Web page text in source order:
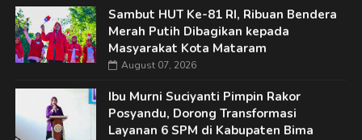
Sambut HUT Ke-81 RI, Ribuan Bendera
Merah Putih Dibagikan kepada
Masyarakat Kota Mataram
August 07, 2026
Ibu Murni Suciyanti Pimpin Rakor
Posyandu, Dorong Transformasi
Layanan 6 SPM di Kabupaten Bima